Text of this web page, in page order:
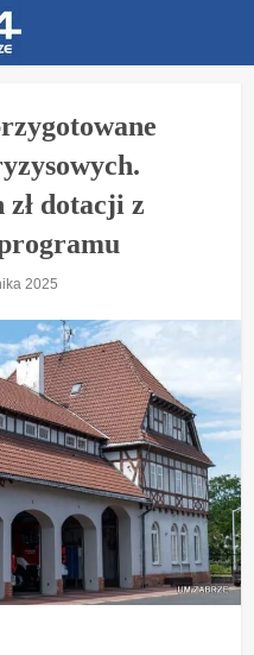
dotacji z
2025